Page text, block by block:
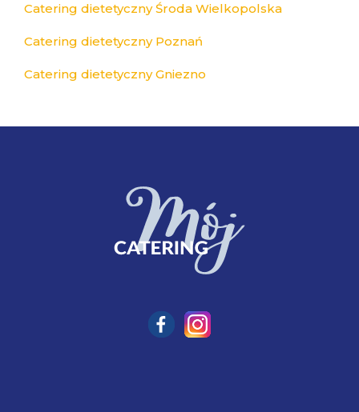
Catering dietetyczny Środa Wielkopolska
Catering dietetyczny Poznań
Catering dietetyczny Gniezno